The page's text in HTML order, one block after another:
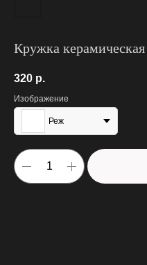
Кружка керамическая
320 р.
Изображение
Реж